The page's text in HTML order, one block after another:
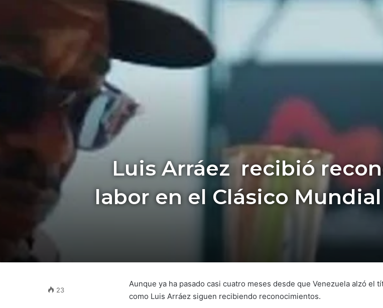
Luis Arráez recibió
labor en el Clásico
Aunque ya ha pasado casi cuatro meses desde que Venezuela alzó
como Luis Arráez siguen recibiendo reconocimientos.
23